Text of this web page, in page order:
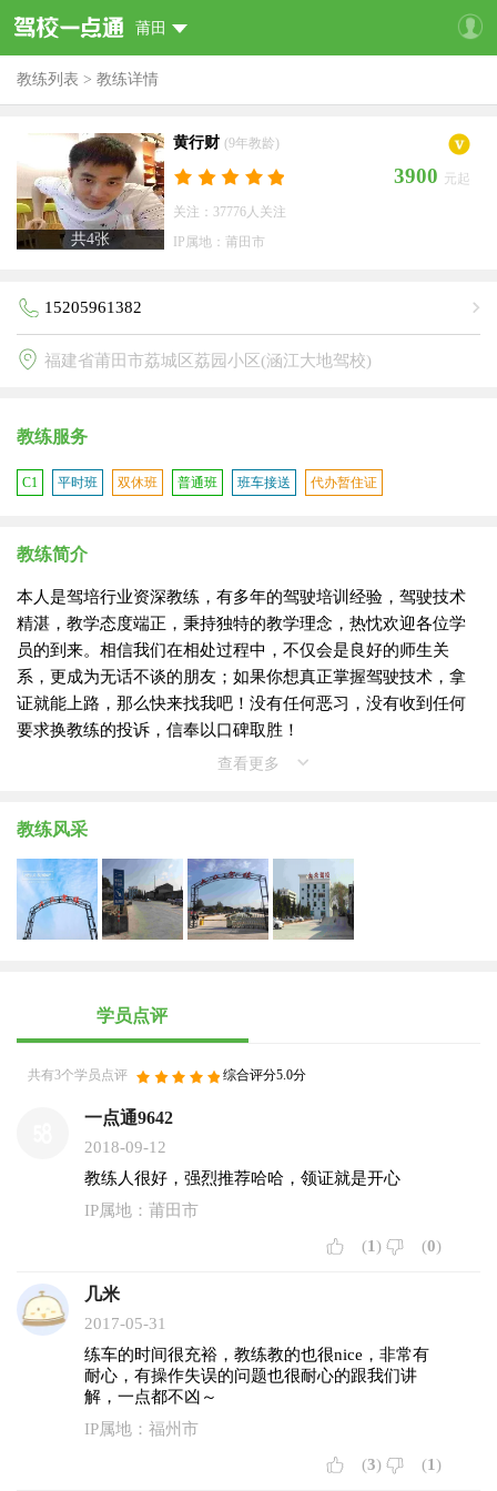
莆田
教练列表 > 教练详情
共4张
黄行财 (9年教龄)
3900 元起
关注：37776人关注
IP属地：莆田市
15205961382
福建省莆田市荔城区荔园小区(涵江大地驾校)
教练服务
C1 平时班 双休班 普通班 班车接送 代办暂住证
教练简介
本人是驾培行业资深教练，有多年的驾驶培训经验，驾驶技术
精湛，教学态度端正，秉持独特的教学理念，热忱欢迎各位学
员的到来。相信我们在相处过程中，不仅会是良好的师生关
系，更成为无话不谈的朋友；如果你想真正掌握驾驶技术，拿
证就能上路，那么快来找我吧！没有任何恶习，没有收到任何
要求换教练的投诉，信奉以口碑取胜！
查看更多
教练风采
学员点评
共有3个学员点评 综合评分5.0分
一点通9642
2018-09-12
教练人很好，强烈推荐哈哈，领证就是开心
IP属地：莆田市
(1) (0)
几米
2017-05-31
练车的时间很充裕，教练教的也很nice，非常有
耐心，有操作失误的问题也很耐心的跟我们讲
解，一点都不凶～
IP属地：福州市
(3) (1)